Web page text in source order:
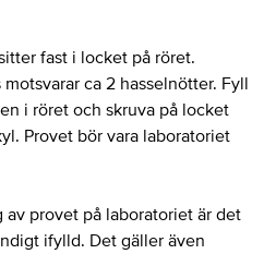
fast i locket på röret.
ca 2 hasselnötter. Fyll
i röret och skruva på locket
Provet bör vara laboratoriet
provet på laboratoriet är det
ifylld. Det gäller även